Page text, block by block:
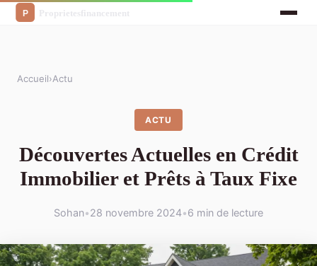
Accueil›Actu
ACTU
Découvertes Actuelles en Crédit
Immobilier et Prêts à Taux Fixe
Sohan•28 novembre 2024•6 min de lecture